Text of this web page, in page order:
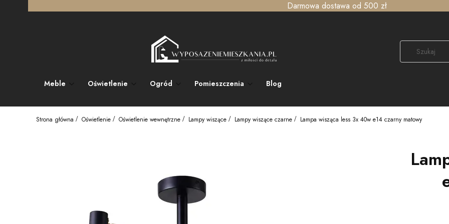
Darmowa dostawa od 500 zł
Meble Oświetlenie Ogród Pomieszczenia Blog
Strona główna Oświetlenie Oświetlenie wewnętrzne Lampy wiszące Lampy wiszące czarne Lampa wisząca less 3x 40w e14 czarny matowy